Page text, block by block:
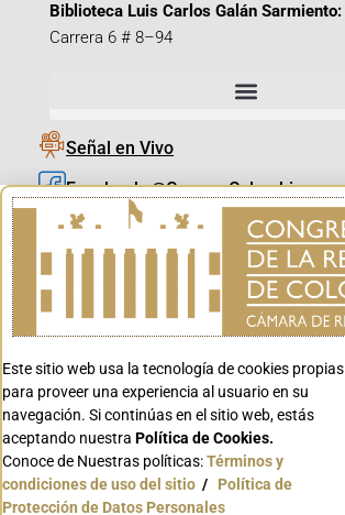
Biblioteca Luis Carlos Galán Sarmiento:
Carrera 6 # 8–94
Señal en Vivo
Facebook_@CamaraColombia
Instagram_@CamaraColombia
X_@CamaraColombia
Youtube_@CamaraColombia
Youtube_@CanalCongreso
Este sitio web usa la tecnología de cookies propias
para proveer una experiencia al usuario en su
navegación. Si continúas en el sitio web, estás
aceptando nuestra Política de Cookies.
Conoce de Nuestras políticas:Términos y
condiciones de uso del sitio / Política de
Protección de Datos Personales